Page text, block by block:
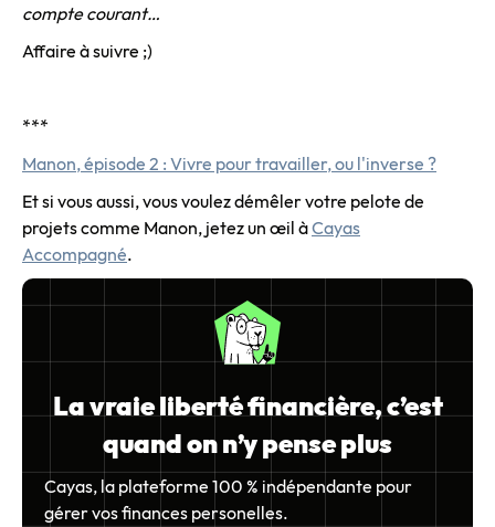
compte courant…
Affaire à suivre ;)
***
Manon, épisode 2 : Vivre pour travailler, ou l'inverse ?
Et si vous aussi, vous voulez démêler votre pelote de
projets comme Manon, jetez un œil àCayas
Accompagné.
La vraie liberté financière, c’est
quand on n’y pense plus
Cayas, la plateforme 100 % indépendante pour
gérer vos finances personelles.